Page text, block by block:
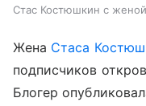
Стас Костюшкин с женой
Жена Стаса
подписчиков
Блогер